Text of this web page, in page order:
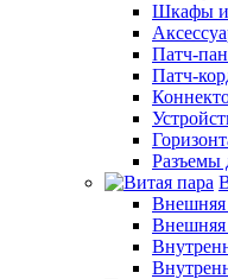
Шкафы и
Патч-
Патч-
Разъемы
Внешняя
Внешняя